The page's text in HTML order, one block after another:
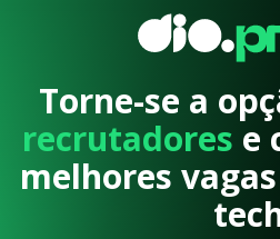
Torne-se a
recrutadores e
melhores